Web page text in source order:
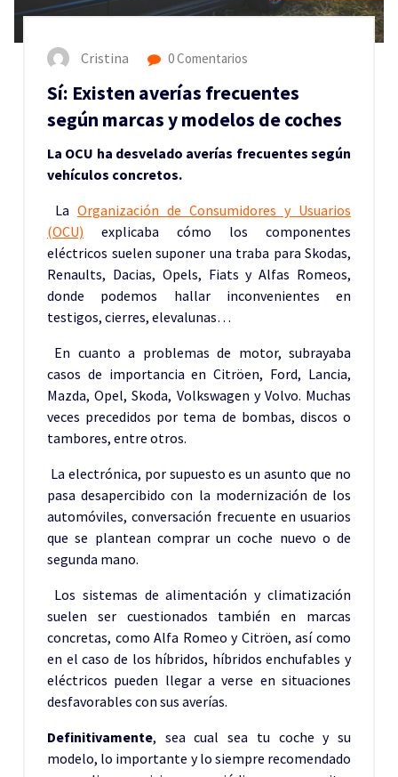
Cristina 0 Comentarios
Sí: Existen averías frecuentes
según marcas y modelos de coches
La OCU ha desvelado averías frecuentes según
vehículos concretos.
La Organización de Consumidores y Usuarios
(OCU) explicaba cómo los componentes
eléctricos suelen suponer una traba para Skodas,
Renaults, Dacias, Opels, Fiats y Alfas Romeos,
donde podemos hallar inconvenientes en
testigos, cierres, elevalunas…
En cuanto a problemas de motor, subrayaba
casos de importancia en Citröen, Ford, Lancia,
Mazda, Opel, Skoda, Volkswagen y Volvo. Muchas
veces precedidos por tema de bombas, discos o
tambores, entre otros.
La electrónica, por supuesto es un asunto que no
pasa desapercibido con la modernización de los
automóviles, conversación frecuente en usuarios
que se plantean comprar un coche nuevo o de
segunda mano.
Los sistemas de alimentación y climatización
suelen ser cuestionados también en marcas
concretas, como Alfa Romeo y Citröen, así como
en el caso de los híbridos, híbridos enchufables y
eléctricos pueden llegar a verse en situaciones
desfavorables con sus averías.
Definitivamente, sea cual sea tu coche y su
modelo, lo importante y lo siempre recomendado